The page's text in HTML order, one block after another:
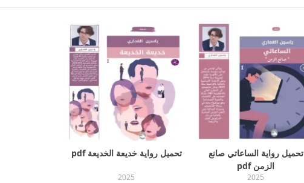
تحميل رواية الساعاتي صانع
الزمن pdf
2025
تحميل رواية خديعة الخديعة pdf
2025